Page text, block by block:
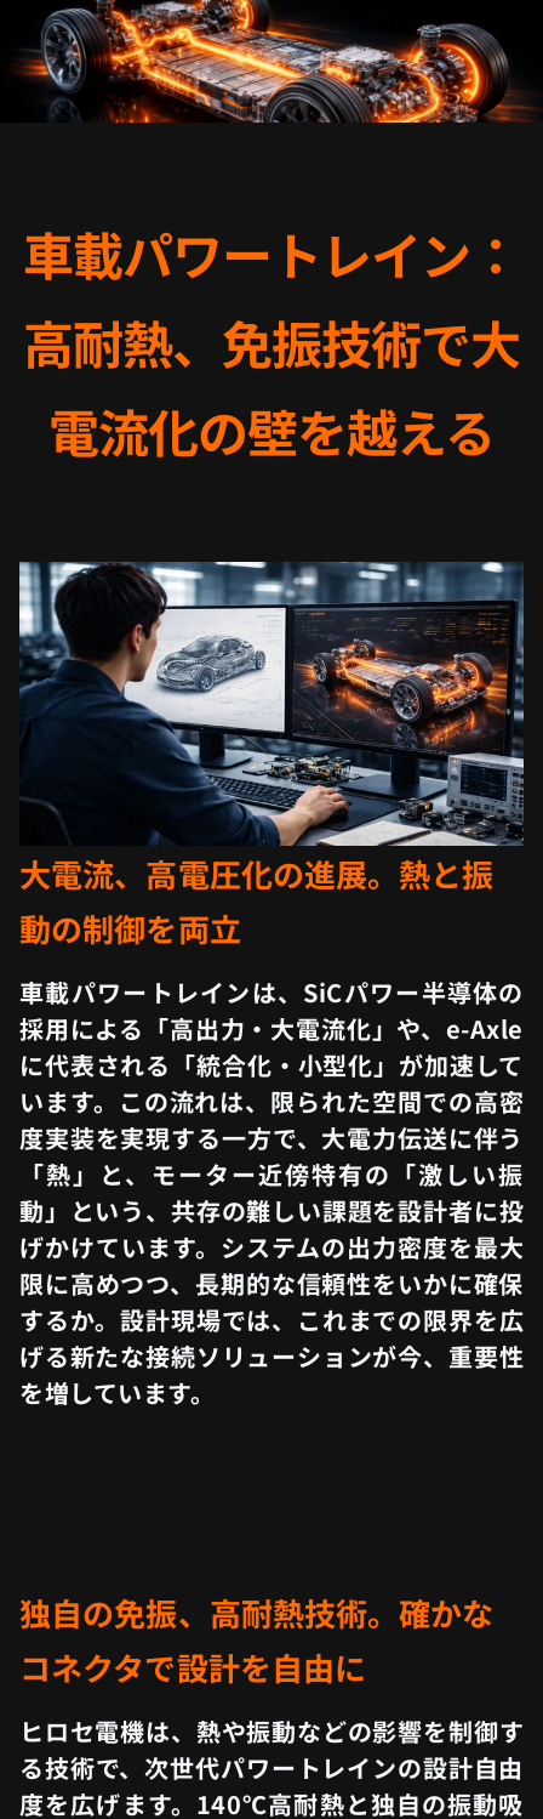
車載パワートレイン：
高耐熱、免振技術で大
電流化の壁を越える
大電流、高電圧化の進展。熱と振
動の制御を両立
車載パワートレインは、SiCパワー半導体の
採用による「高出力・大電流化」や、e-Axle
に代表される「統合化・小型化」が加速して
います。この流れは、限られた空間での高密
度実装を実現する一方で、大電力伝送に伴う
「熱」と、モーター近傍特有の「激しい振
動」という、共存の難しい課題を設計者に投
げかけています。システムの出力密度を最大
限に高めつつ、長期的な信頼性をいかに確保
するか。設計現場では、これまでの限界を広
げる新たな接続ソリューションが今、重要性
を増しています。
独自の免振、高耐熱技術。確かな
コネクタで設計を自由に
ヒロセ電機は、熱や振動などの影響を制御す
る技術で、次世代パワートレインの設計自由
度を広げます。140℃高耐熱と独自の振動吸